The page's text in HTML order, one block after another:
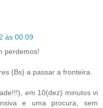
às 00:09
perdemos!
(Bs) a passar a fronteira.
em 10(dez) minutos vi
e uma procura, sem